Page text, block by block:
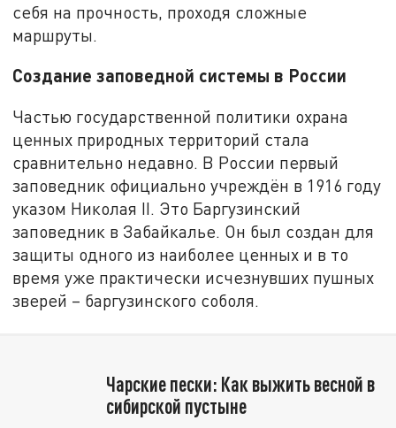
себя на прочность, проходя сложные
маршруты.
Создание заповедной системы в России
Частью государственной политики охрана
ценных природных территорий стала
сравнительно недавно. В России первый
заповедник официально учреждён в 1916 году
указом Николая II. Это Баргузинский
заповедник в Забайкалье. Он был создан для
защиты одного из наиболее ценных и в то
время уже практически исчезнувших пушных
зверей – баргузинского соболя.
Чарские пески: Как выжить весной в
сибирской пустыне